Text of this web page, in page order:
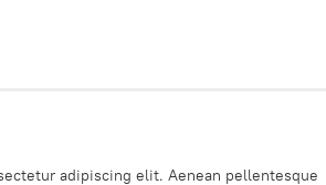
adipiscing elit. Aenean pellentesque